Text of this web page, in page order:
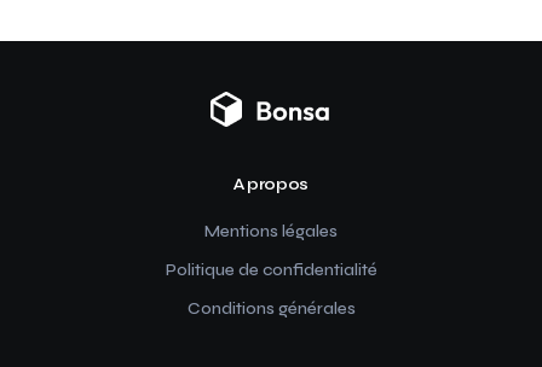
A propos
Mentions légales
Politique de confidentialité
Conditions générales